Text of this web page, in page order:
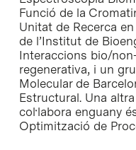
Funció de la
Unitat de Recerca
de l’Institut de
Interaccions bio/
regenerativa, i un
Molecular de
Estructural. Una
col·labora enguany
Optimització de